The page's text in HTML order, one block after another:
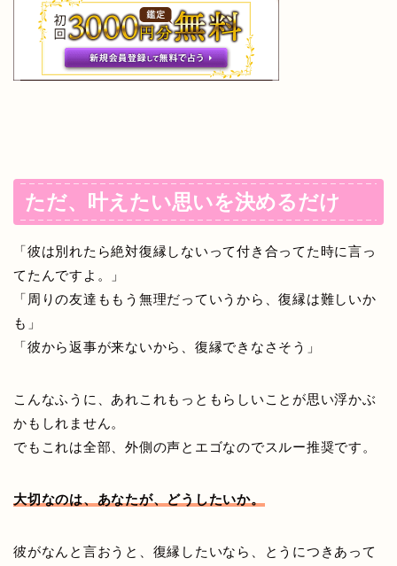
ただ、叶えたい思いを決めるだけ
「彼は別れたら絶対復縁しないって付き合ってた時に言っ
てたんですよ。」
「周りの友達ももう無理だっていうから、復縁は難しいか
も」
「彼から返事が来ないから、復縁できなさそう」
こんなふうに、あれこれもっともらしいことが思い浮かぶ
かもしれません。
でもこれは全部、外側の声とエゴなのでスルー推奨です。
大切なのは、あなたが、どうしたいか。
彼がなんと言おうと、復縁したいなら、とうにつきあって